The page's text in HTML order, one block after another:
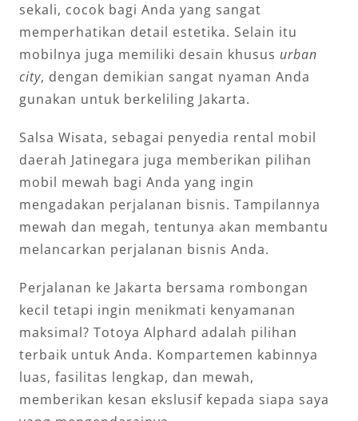
sekali, cocok bagi Anda yang sangat
memperhatikan detail estetika. Selain itu
mobilnya juga memiliki desain khusus urban
city, dengan demikian sangat nyaman Anda
gunakan untuk berkeliling Jakarta.
Salsa Wisata, sebagai penyedia rental mobil
daerah Jatinegara juga memberikan pilihan
mobil mewah bagi Anda yang ingin
mengadakan perjalanan bisnis. Tampilannya
mewah dan megah, tentunya akan membantu
melancarkan perjalanan bisnis Anda.
Perjalanan ke Jakarta bersama rombongan
kecil tetapi ingin menikmati kenyamanan
maksimal? Totoya Alphard adalah pilihan
terbaik untuk Anda. Kompartemen kabinnya
luas, fasilitas lengkap, dan mewah,
memberikan kesan ekslusif kepada siapa saya